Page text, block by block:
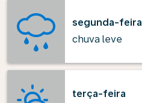
segunda-feira
chuva leve
terça-feira